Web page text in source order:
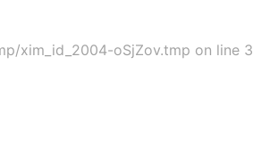
xim_id_2004-oSjZov.tmp on line 3